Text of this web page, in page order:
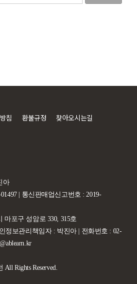
침 환불규정 찾아오시는길
아
| 통신판매업신고번호 : 2019-
마포구 성암로 330, 315호
정보관리책임자 : 박진아 | 전화번호 : 02-
Rights Reserved.